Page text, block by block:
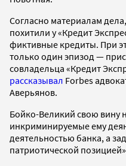
Согласно материалам
похитили у «Кредит
фиктивные кредиты. При
только один эпизод —
совладельца «Кредит
рассказывал Forbes
Аверьянов.
Бойко-Великий свою вину
инкриминируемые ему
деятельностью банка, а
патриотической